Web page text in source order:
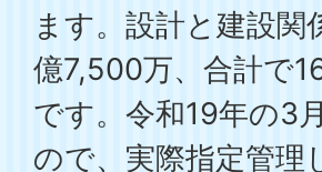
ます。設計と建設
億7,500万、合計で
です。令和19年の3
ので、実際指定管理